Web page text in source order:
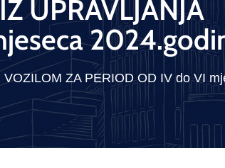
UPRAVLJANJA
ZA PERIOD OD IV do VI